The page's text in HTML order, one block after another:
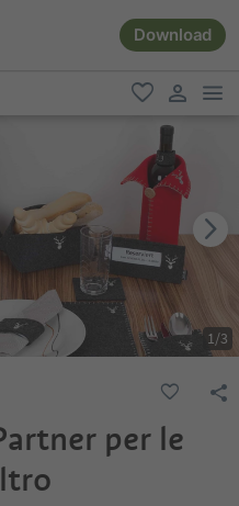
Download
favoriti
1/3
per le